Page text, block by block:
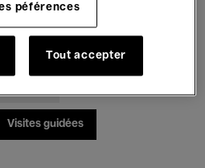
Visites guidées
péférences
Tout accepter